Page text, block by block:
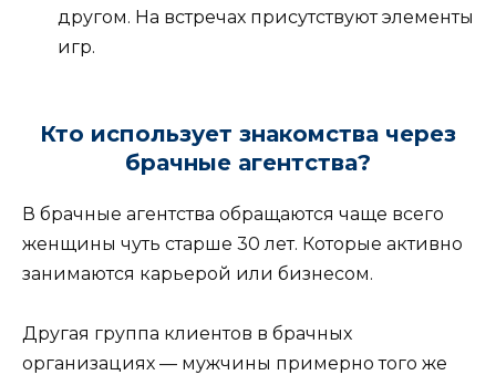
другом. На встречах присутствуют элементы
игр.
Кто использует знакомства через
брачные агентства?
В брачные агентства обращаются чаще всего
женщины чуть старше 30 лет. Которые активно
занимаются карьерой или бизнесом.
Другая группа клиентов в брачных
организациях — мужчины примерно того же